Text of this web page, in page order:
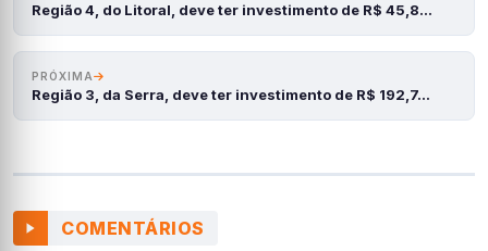
Região 4, do Litoral, deve ter investimento de R$ 45,8…
PRÓXIMA
Região 3, da Serra, deve ter investimento de R$ 192,7…
COMENTÁRIOS